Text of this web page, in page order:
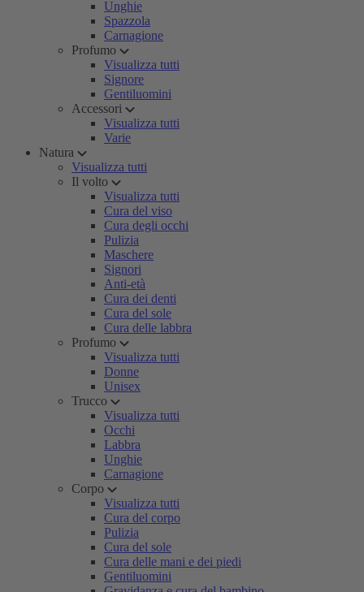
Unghie
Spazzola
Carnagione
Profumo
Visualizza tutti
Signore
Gentiluomini
Accessori
Visualizza tutti
Varie
Natura
Visualizza tutti
Il volto
Visualizza tutti
Cura del viso
Cura degli occhi
Pulizia
Maschere
Signori
Anti-età
Cura dei denti
Cura del sole
Cura delle labbra
Profumo
Visualizza tutti
Donne
Unisex
Trucco
Visualizza tutti
Occhi
Labbra
Unghie
Carnagione
Corpo
Visualizza tutti
Cura del corpo
Pulizia
Cura del sole
Cura delle mani e dei piedi
Gentiluomini